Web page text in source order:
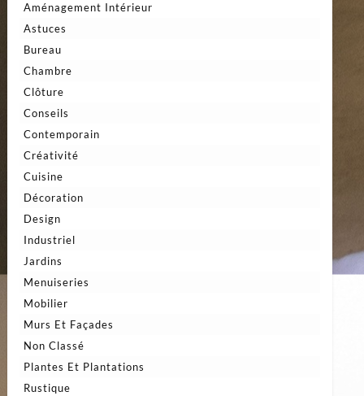
Aménagement Intérieur
Astuces
Bureau
Chambre
Clôture
Conseils
Contemporain
Créativité
Cuisine
Décoration
Design
Industriel
Jardins
Menuiseries
Mobilier
Murs Et Façades
Non Classé
Plantes Et Plantations
Rustique